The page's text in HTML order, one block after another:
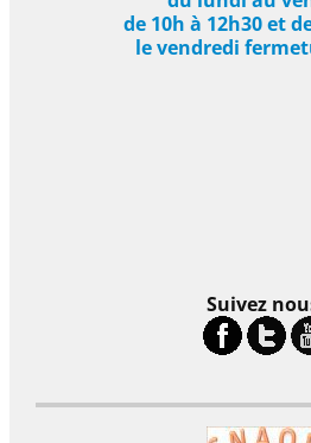
de 10h à 12h30 et
le vendredi
Suivez